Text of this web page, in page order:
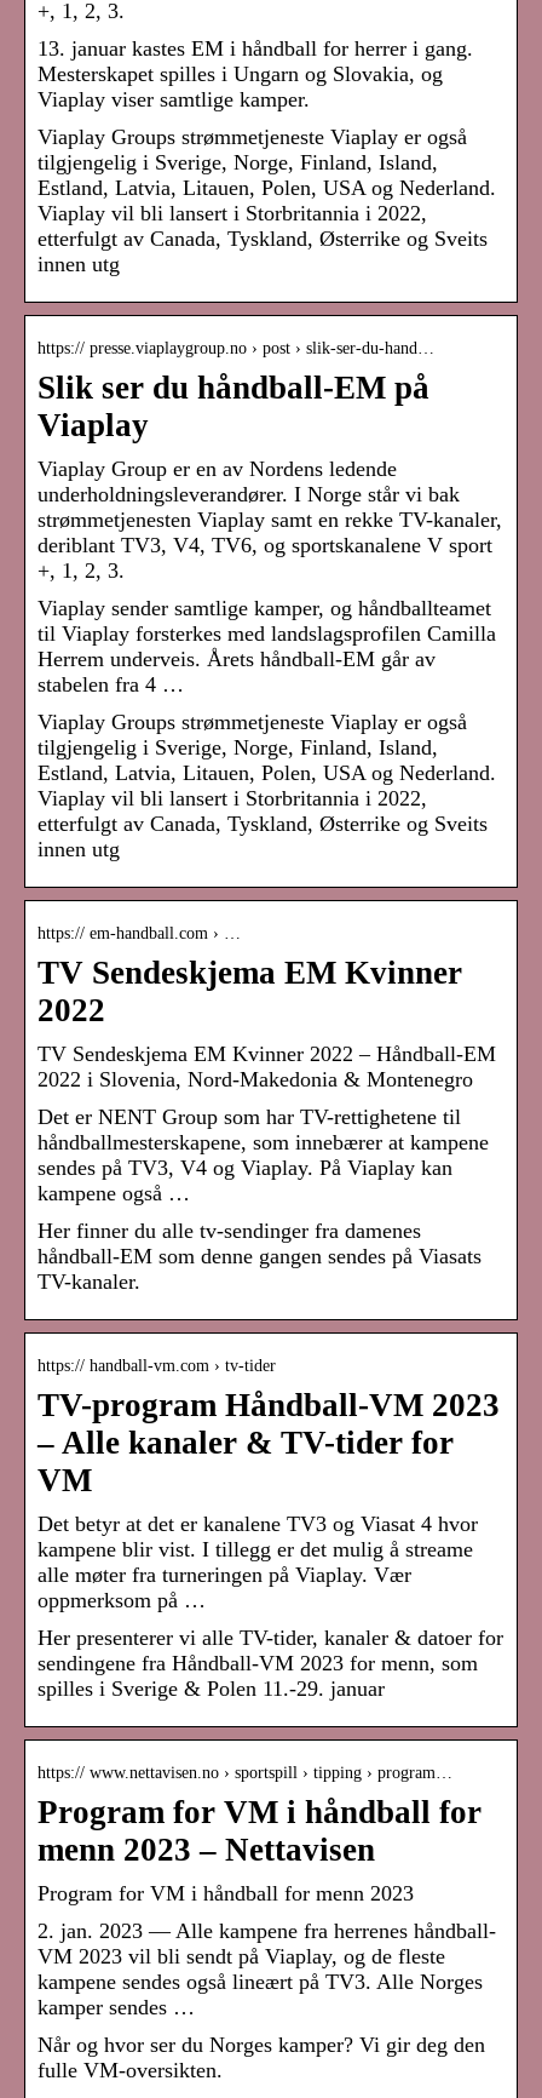
+, 1, 2, 3.
13. januar kastes EM i håndball for herrer i gang.
Mesterskapet spilles i Ungarn og Slovakia, og
Viaplay viser samtlige kamper.
Viaplay Groups strømmetjeneste Viaplay er også
tilgjengelig i Sverige, Norge, Finland, Island,
Estland, Latvia, Litauen, Polen, USA og Nederland.
Viaplay vil bli lansert i Storbritannia i 2022,
etterfulgt av Canada, Tyskland, Østerrike og Sveits
innen utg
https:// presse.viaplaygroup.no › post › slik-ser-du-hand…
Slik ser du håndball-EM på
Viaplay
Viaplay Group er en av Nordens ledende
underholdningsleverandører. I Norge står vi bak
strømmetjenesten Viaplay samt en rekke TV-kanaler,
deriblant TV3, V4, TV6, og sportskanalene V sport
+, 1, 2, 3.
Viaplay sender samtlige kamper, og håndballteamet
til Viaplay forsterkes med landslagsprofilen Camilla
Herrem underveis. Årets håndball-EM går av
stabelen fra 4 …
Viaplay Groups strømmetjeneste Viaplay er også
tilgjengelig i Sverige, Norge, Finland, Island,
Estland, Latvia, Litauen, Polen, USA og Nederland.
Viaplay vil bli lansert i Storbritannia i 2022,
etterfulgt av Canada, Tyskland, Østerrike og Sveits
innen utg
https:// em-handball.com › …
TV Sendeskjema EM Kvinner
2022
TV Sendeskjema EM Kvinner 2022 – Håndball-EM
2022 i Slovenia, Nord-Makedonia & Montenegro
Det er NENT Group som har TV-rettighetene til
håndballmesterskapene, som innebærer at kampene
sendes på TV3, V4 og Viaplay. På Viaplay kan
kampene også …
Her finner du alle tv-sendinger fra damenes
håndball-EM som denne gangen sendes på Viasats
TV-kanaler.
https:// handball-vm.com › tv-tider
TV-program Håndball-VM 2023
– Alle kanaler & TV-tider for
VM
Det betyr at det er kanalene TV3 og Viasat 4 hvor
kampene blir vist. I tillegg er det mulig å streame
alle møter fra turneringen på Viaplay. Vær
oppmerksom på …
Her presenterer vi alle TV-tider, kanaler & datoer for
sendingene fra Håndball-VM 2023 for menn, som
spilles i Sverige & Polen 11.-29. januar
https:// www.nettavisen.no › sportspill › tipping › program…
Program for VM i håndball for
menn 2023 – Nettavisen
Program for VM i håndball for menn 2023
2. jan. 2023 — Alle kampene fra herrenes håndball-
VM 2023 vil bli sendt på Viaplay, og de fleste
kampene sendes også lineært på TV3. Alle Norges
kamper sendes …
Når og hvor ser du Norges kamper? Vi gir deg den
fulle VM-oversikten.